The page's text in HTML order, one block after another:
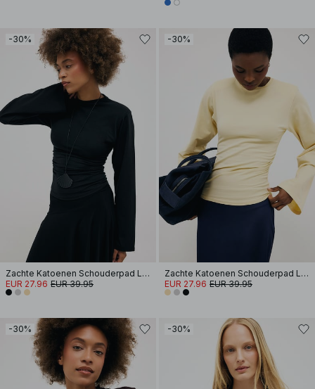
-30%
Zachte Katoenen Schouderpad Lange Mouwen T-shirt
EUR 27.96 EUR 39.95
-30%
Zachte Katoenen Schouderpad Lange Mouwen T-shirt
EUR 27.96 EUR 39.95
-30% -30%